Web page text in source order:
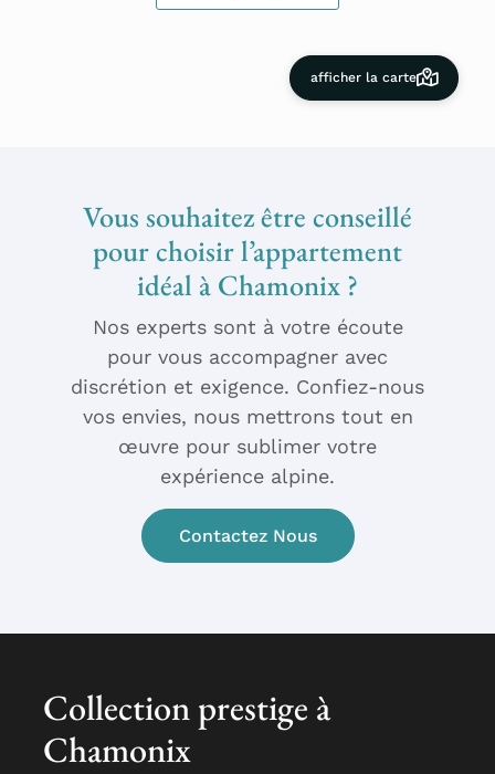
afficher la carte
Vous souhaitez être conseillé
pour choisir l’appartement
idéal à Chamonix ?
Nos experts sont à votre écoute
pour vous accompagner avec
discrétion et exigence. Confiez-nous
vos envies, nous mettrons tout en
œuvre pour sublimer votre
expérience alpine.
Contactez Nous
Collection prestige à
Chamonix